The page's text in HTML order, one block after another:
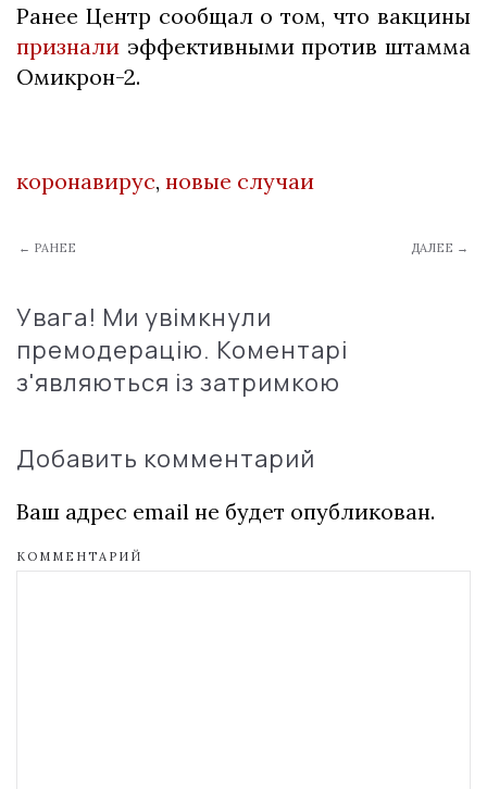
Ранее Центр сообщал о том, что вакцины
признали эффективными против штамма
Омикрон-2.
коронавирус, новые случаи
← РАНЕЕ ДАЛЕЕ →
Увага! Ми увімкнули
премодерацію. Коментарі
з'являються із затримкою
Добавить комментарий
Ваш адрес email не будет опубликован.
КОММЕНТАРИЙ